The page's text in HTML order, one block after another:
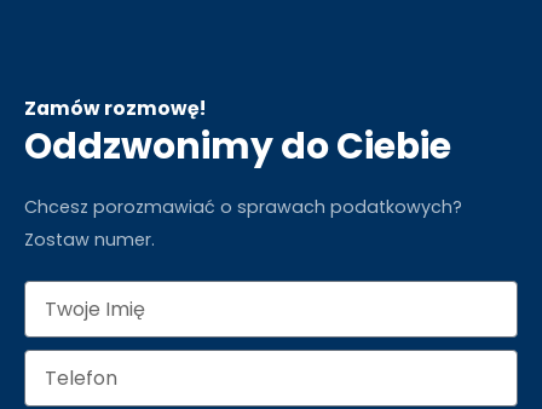
Zamów rozmowę!
Oddzwonimy do Ciebie
Chcesz porozmawiać o sprawach podatkowych?
Zostaw numer.